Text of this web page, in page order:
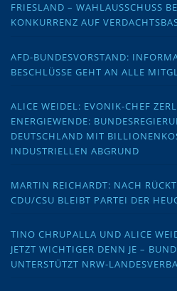
FRIESLAND – WAHLAUSSCHUSS
KONKURRENZ AUF
AFD-BUNDESVORSTAND:
BESCHLÜSSE GEHT AN ALLE
ALICE WEIDEL: EVONIK-CHEF
ENERGIEWENDE:
DEUTSCHLAND MIT
INDUSTRIELLEN ABGRUND
MARTIN REICHARDT: NACH
CDU/CSU BLEIBT PARTEI DER
TINO CHRUPALLA UND ALICE
JETZT WICHTIGER DENN JE –
UNTERSTÜTZT NRW-